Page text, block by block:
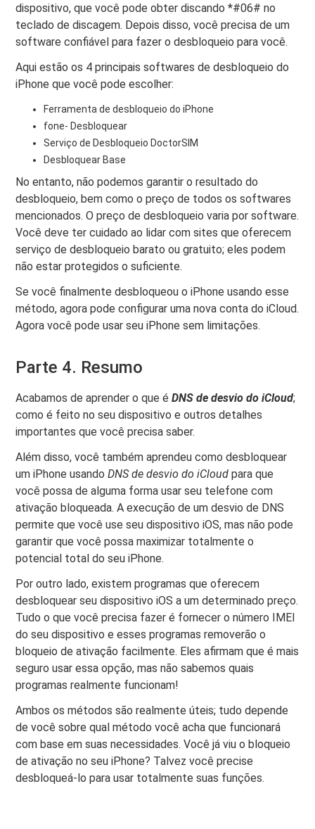
dispositivo, que você pode obter discando *#06# no
teclado de discagem. Depois disso, você precisa de um
software confiável para fazer o desbloqueio para você.
Aqui estão os 4 principais softwares de desbloqueio do
iPhone que você pode escolher:
Ferramenta de desbloqueio do iPhone
fone- Desbloquear
Serviço de Desbloqueio DoctorSIM
Desbloquear Base
No entanto, não podemos garantir o resultado do
desbloqueio, bem como o preço de todos os softwares
mencionados. O preço de desbloqueio varia por software.
Você deve ter cuidado ao lidar com sites que oferecem
serviço de desbloqueio barato ou gratuito; eles podem
não estar protegidos o suficiente.
Se você finalmente desbloqueou o iPhone usando esse
método, agora pode configurar uma nova conta do iCloud.
Agora você pode usar seu iPhone sem limitações.
Parte 4. Resumo
Acabamos de aprender o que éDNS de desvio do iCloud;
como é feito no seu dispositivo e outros detalhes
importantes que você precisa saber.
Além disso, você também aprendeu como desbloquear
um iPhone usandoDNS de desvio do iCloud para que
você possa de alguma forma usar seu telefone com
ativação bloqueada. A execução de um desvio de DNS
permite que você use seu dispositivo iOS, mas não pode
garantir que você possa maximizar totalmente o
potencial total do seu iPhone.
Por outro lado, existem programas que oferecem
desbloquear seu dispositivo iOS a um determinado preço.
Tudo o que você precisa fazer é fornecer o número IMEI
do seu dispositivo e esses programas removerão o
bloqueio de ativação facilmente. Eles afirmam que é mais
seguro usar essa opção, mas não sabemos quais
programas realmente funcionam!
Ambos os métodos são realmente úteis; tudo depende
de você sobre qual método você acha que funcionará
com base em suas necessidades. Você já viu o bloqueio
de ativação no seu iPhone? Talvez você precise
desbloqueá-lo para usar totalmente suas funções.